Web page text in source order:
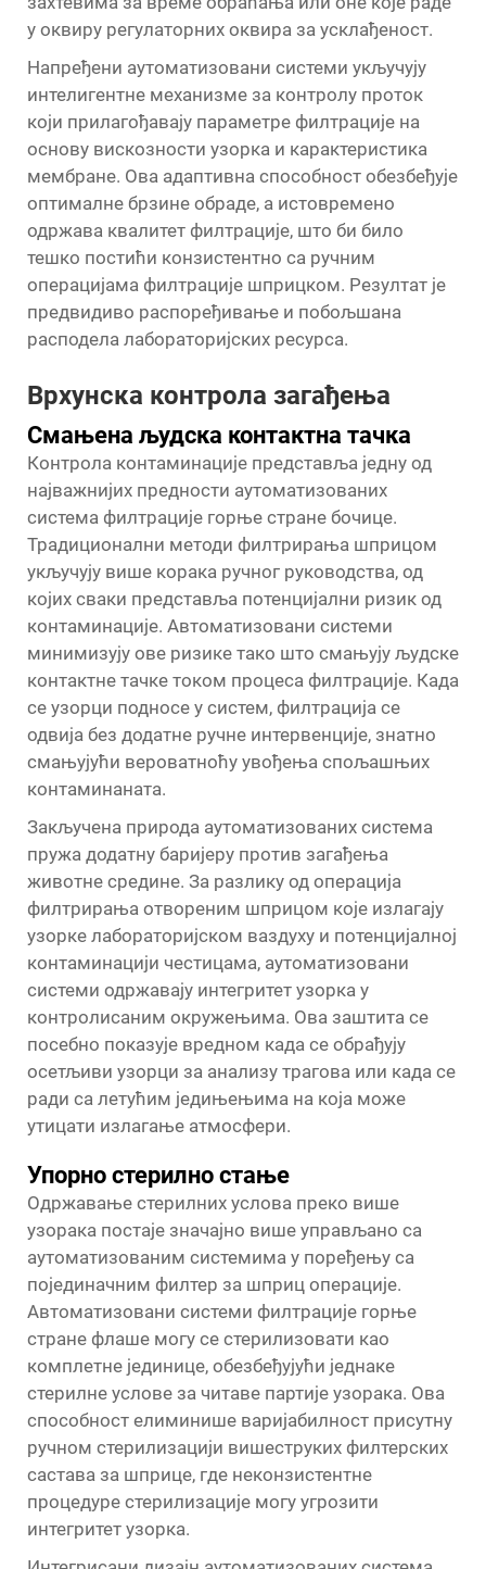
у оквиру регулаторних оквира за усклађеност.
Напређени аутоматизовани системи укључују
интелигентне механизме за контролу проток
који прилагођавају параметре филтрације на
основу вискозности узорка и карактеристика
мембране. Ова адаптивна способност обезбеђује
оптималне брзине обраде, а истовремено
одржава квалитет филтрације, што би било
тешко постићи конзистентно са ручним
операцијама филтрације шприцком. Резултат је
предвидиво распоређивање и побољшана
расподела лабораторијских ресурса.
Врхунска контрола загађења
Смањена људска контактна тачка
Контрола контаминације представља једну од
најважнијих предности аутоматизованих
система филтрације горње стране бочице.
Традиционални методи филтрирања шприцом
укључују више корака ручног руководства, од
којих сваки представља потенцијални ризик од
контаминације. Автоматизовани системи
минимизују ове ризике тако што смањују људске
контактне тачке током процеса филтрације. Када
се узорци подносе у систем, филтрација се
одвија без додатне ручне интервенције, знатно
смањујући вероватноћу увођења спољашњих
контаминаната.
Закључена природа аутоматизованих система
пружа додатну баријеру против загађења
животне средине. За разлику од операција
филтрирања отвореним шприцом које излагају
узорке лабораторијском ваздуху и потенцијалној
контаминацији честицама, аутоматизовани
системи одржавају интегритет узорка у
контролисаним окружењима. Ова заштита се
посебно показује вредном када се обрађују
осетљиви узорци за анализу трагова или када се
ради са летућим једињењима на која може
утицати излагање атмосфери.
Упорно стерилно стање
Одржавање стерилних услова преко више
узорака постаје значајно више управљано са
аутоматизованим системима у поређењу са
појединачним филтер за шприц операције.
Автоматизовани системи филтрације горње
стране флаше могу се стерилизовати као
комплетне јединице, обезбеђујући једнаке
стерилне услове за читаве партије узорака. Ова
способност елиминише варијабилност присутну
ручном стерилизацији вишеструких филтерских
састава за шприце, где неконзистентне
процедуре стерилизације могу угрозити
интегритет узорка.